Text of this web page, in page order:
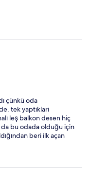
çünkü oda
tek yaptıkları
leş balkon desen hiç
da bu odada olduğu için
beri ilk açan